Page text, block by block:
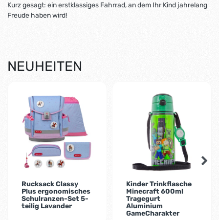
Kurz gesagt: ein erstklassiges Fahrrad, an dem Ihr Kind jahrelang
Freude haben wird!
NEUHEITEN
Rucksack Classy
Plus ergonomisches
Schulranzen-Set 5-
teilig Lavander
Kinder Trinkflasche
Minecraft 600ml
Tragegurt
Aluminium
GameCharakter